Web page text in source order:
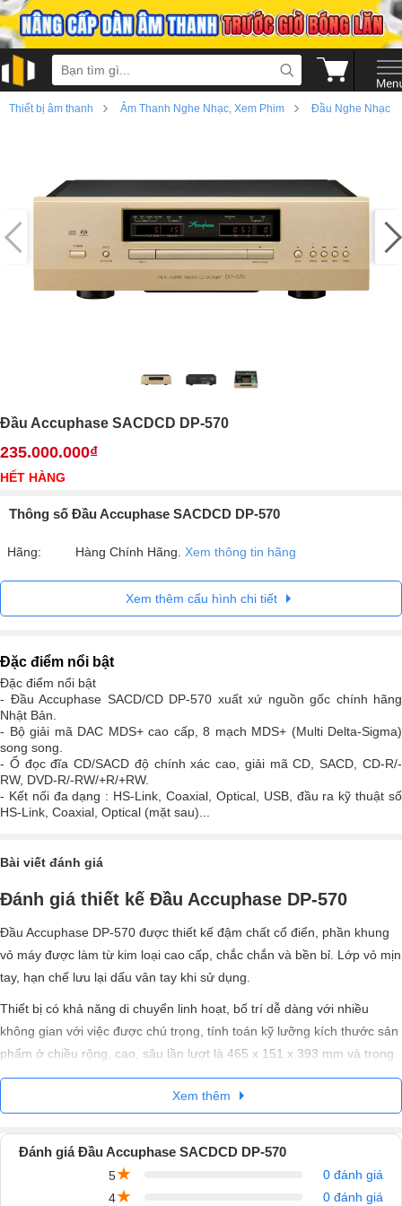
Thiết bị âm thanh › Âm Thanh Nghe Nhạc, Xem Phim › Đầu Nghe Nhạc
Đầu Accuphase SACDCD DP-570
235.000.000₫
HẾT HÀNG
Thông số Đầu Accuphase SACDCD DP-570
Hãng: Hàng Chính Hãng. Xem thông tin hãng
Xem thêm cấu hình chi tiết
Đặc điểm nổi bật
Đặc điểm nổi bật
- Đầu Accuphase SACD/CD DP-570 xuất xứ nguồn gốc chính hãng
Nhật Bản.
- Bộ giải mã DAC MDS+ cao cấp, 8 mạch MDS+ (Multi Delta-Sigma)
song song.
- Ổ đọc đĩa CD/SACD độ chính xác cao, giải mã CD, SACD, CD-R/-
RW, DVD-R/-RW/+R/+RW.
- Kết nối đa dạng : HS-Link, Coaxial, Optical, USB, đầu ra kỹ thuật số
HS-Link, Coaxial, Optical (mặt sau)...
Bài viết đánh giá
Đánh giá thiết kế Đầu Accuphase DP-570
Đầu Accuphase DP-570 được thiết kế đậm chất cổ điển, phần khung
vỏ máy được làm từ kim loại cao cấp, chắc chắn và bền bỉ. Lớp vỏ mịn
tay, hạn chế lưu lại dấu vân tay khi sử dụng.
Thiết bị có khả năng di chuyển linh hoạt, bố trí dễ dàng với nhiều
không gian với việc được chú trọng, tính toán kỹ lưỡng kích thước sản
phẩm ở chiều rộng, cao, sâu lần lượt là 465 x 151 x 393 mm và trọng
lượng 19 kg.
Xem thêm
Đánh giá Đầu Accuphase SACDCD DP-570
5★
0 đánh giá
4★
0 đánh giá